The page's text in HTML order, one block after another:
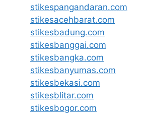
stikespangandaran.com
stikesacehbarat.com
stikesbadung.com
stikesbanggai.com
stikesbangka.com
stikesbanyumas.com
stikesbekasi.com
stikesblitar.com
stikesbogor.com